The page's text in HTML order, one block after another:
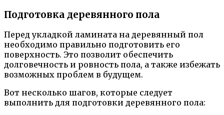
Подготовка деревянного пола
Перед укладкой ламината на деревянный пол
необходимо правильно подготовить его
поверхность. Это позволит обеспечить
долговечность и ровность пола, а также избежать
возможных проблем в будущем.
Вот несколько шагов, которые следует
выполнить для подготовки деревянного пола: